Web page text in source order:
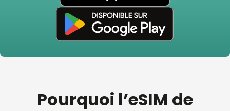
Pourquoi l’eSIM de